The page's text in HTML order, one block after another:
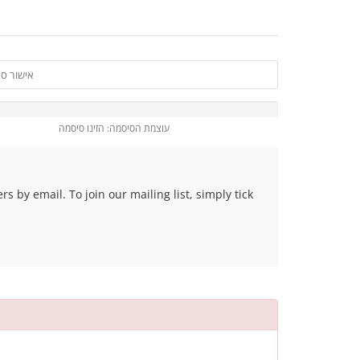
עוצמת הסיסמה: הזינו סיסמה
by email. To join our mailing list, simply tick